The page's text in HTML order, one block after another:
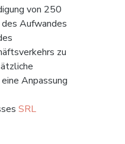
von 250
des Aufwandes
zu
Anpassung
SRL